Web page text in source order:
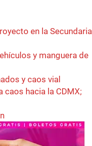
en la Secundaria
y manguera de
y caos vial
caos hacia la CDMX;